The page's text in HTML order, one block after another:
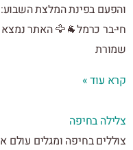
בפינת המלצת השבוע:
כרמל🐐🦅 האתר נמצא בלב
עוד »
בחיפה
בחיפה ומגלים עולם אחר